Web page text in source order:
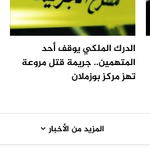
الدرك الملكي يوقف أحد
المتهمين.. جريمة قتل مروعة
تهز مركز بوزملان
المزيد من الأخبار